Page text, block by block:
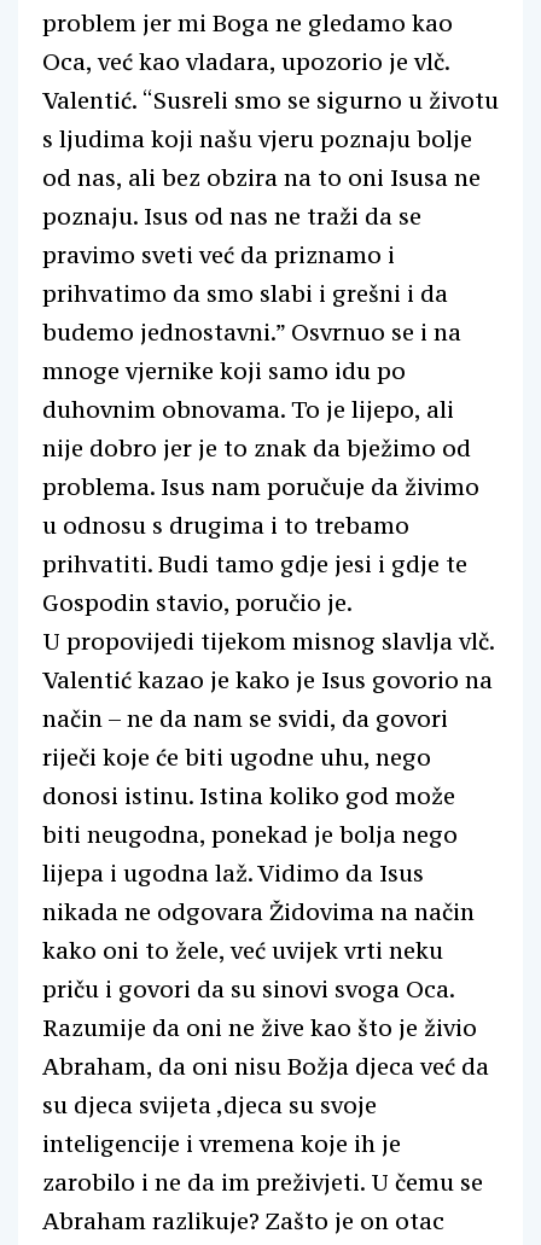
problem jer mi Boga ne gledamo kao
Oca, već kao vladara, upozorio je vlč.
Valentić. “Susreli smo se sigurno u životu
s ljudima koji našu vjeru poznaju bolje
od nas, ali bez obzira na to oni Isusa ne
poznaju. Isus od nas ne traži da se
pravimo sveti već da priznamo i
prihvatimo da smo slabi i grešni i da
budemo jednostavni.” Osvrnuo se i na
mnoge vjernike koji samo idu po
duhovnim obnovama. To je lijepo, ali
nije dobro jer je to znak da bježimo od
problema. Isus nam poručuje da živimo
u odnosu s drugima i to trebamo
prihvatiti. Budi tamo gdje jesi i gdje te
Gospodin stavio, poručio je.
U propovijedi tijekom misnog slavlja vlč.
Valentić kazao je kako je Isus govorio na
način – ne da nam se svidi, da govori
riječi koje će biti ugodne uhu, nego
donosi istinu. Istina koliko god može
biti neugodna, ponekad je bolja nego
lijepa i ugodna laž. Vidimo da Isus
nikada ne odgovara Židovima na način
kako oni to žele, već uvijek vrti neku
priču i govori da su sinovi svoga Oca.
Razumije da oni ne žive kao što je živio
Abraham, da oni nisu Božja djeca već da
su djeca svijeta ,djeca su svoje
inteligencije i vremena koje ih je
zarobilo i ne da im preživjeti. U čemu se
Abraham razlikuje? Zašto je on otac